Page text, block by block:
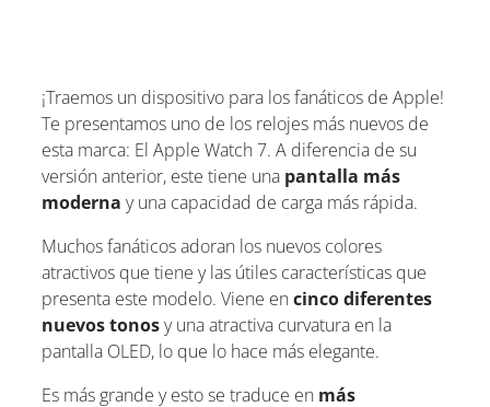
¡Traemos un dispositivo para los fanáticos de Apple!
Te presentamos uno de los relojes más nuevos de
esta marca: El Apple Watch 7. A diferencia de su
versión anterior, este tiene una pantalla más
moderna y una capacidad de carga más rápida.
Muchos fanáticos adoran los nuevos colores
atractivos que tiene y las útiles características que
presenta este modelo. Viene encinco diferentes
nuevos tonosy una atractiva curvatura en la
pantalla OLED, lo que lo hace más elegante.
Es más grande y esto se traduce en más